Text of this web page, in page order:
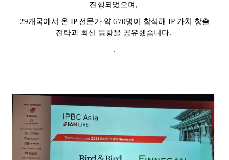
진행되었으며 ,
29개국에서 온 IP 전문가 약 670명이 참석해 IP 가치 창출
전략과 최신 동향을 공유했습니다.
.